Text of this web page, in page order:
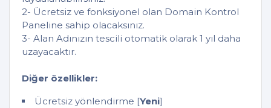
2- Ücretsiz ve fonksiyonel olan Domain Kontrol
Paneline sahip olacaksınız.
3- Alan Adınızın tescili otomatik olarak 1 yıl daha
uzayacaktır.
Diğer özellikler:
Ücretsiz yönlendirme [Yeni]